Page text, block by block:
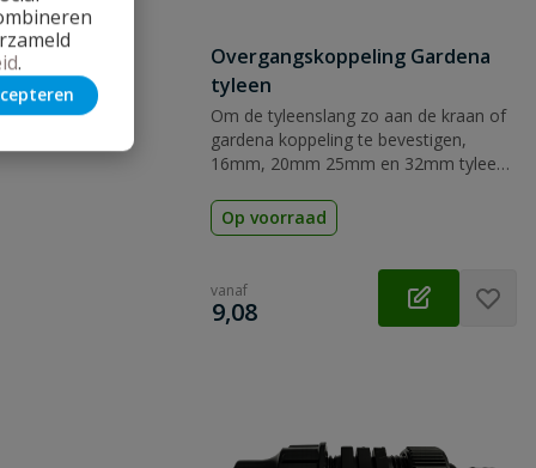
.
Overgangskoppeling Gardena
tyleen
Om de tyleenslang zo aan de kraan of
gardena koppeling te bevestigen,
16mm, 20mm 25mm en 32mm tyleen
Op voorraad
vanaf
€
9,08